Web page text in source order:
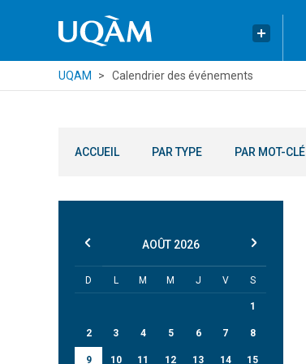
UQAM Calendrier des événements
ACCUEIL PAR TYPE PAR MOT-CLÉ
AOÛT 2026
D L M M J V S
1
2 3 4 5 6 7 8
9 10 11 12 13 14 15